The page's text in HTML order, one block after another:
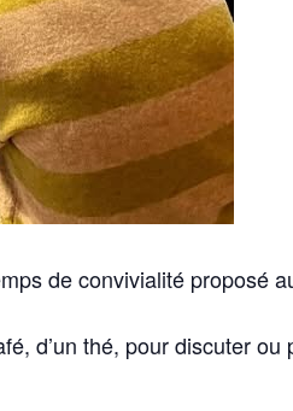
de convivialité proposé
d’un thé, pour discuter